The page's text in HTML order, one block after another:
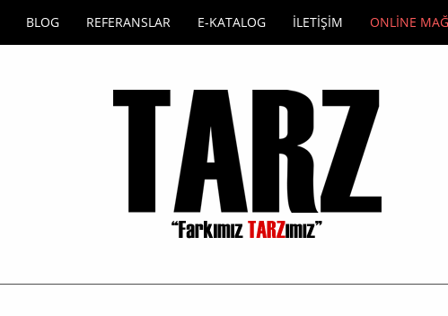
BLOG REFERANSLAR E-KATALOG İLETİŞİM ONLİNE